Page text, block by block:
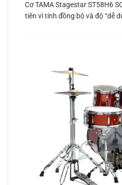
Cơ TAMA Stagestar ST58H6
tiên vì tính đồng bộ và độ “dễ